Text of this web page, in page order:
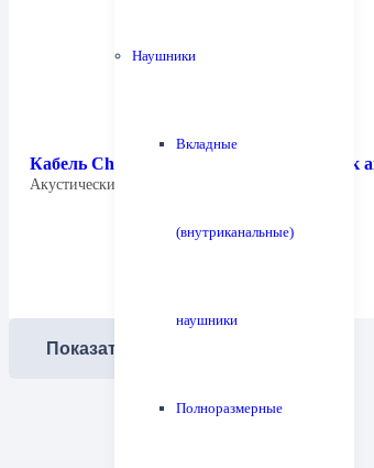
Наушники
Вкладные
(внутриканальные)
наушники
Полноразмерные
Кабель Chord Company EpicX Speaker / к
Акустический кабель на бухтах, серия: Epic,…
Показать еще